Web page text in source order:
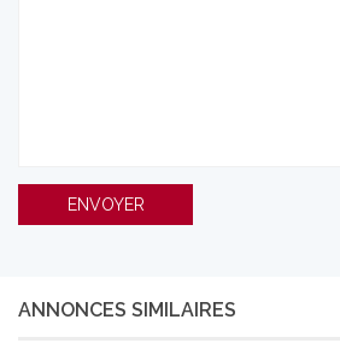
ANNONCES SIMILAIRES